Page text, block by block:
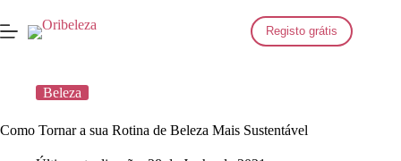
para
o
Registo grátis
Beleza
Como Tornar a sua Rotina de Beleza Mais Sustentável